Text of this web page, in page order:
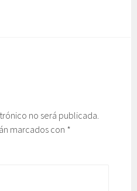
no será publicada.
marcados con *